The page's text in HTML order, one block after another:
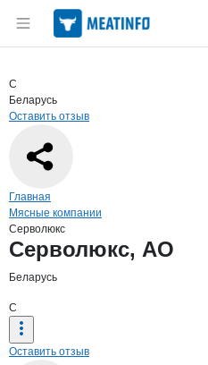
Раздел навигации
Страница
Страница компании
Краткая
С
Беларусь
Оставить отзыв
Навигация по сайту
Главная
Мясные компании
Серволюкс
Основная
Серволюкс, АО
Беларусь
С
Оставить отзыв